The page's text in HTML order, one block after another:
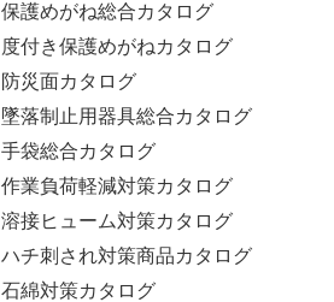
保護めがね総合カタログ
度付き保護めがねカタログ
防災面カタログ
墜落制止用器具総合カタログ
手袋総合カタログ
作業負荷軽減対策カタログ
溶接ヒューム対策カタログ
ハチ刺され対策商品カタログ
石綿対策カタログ